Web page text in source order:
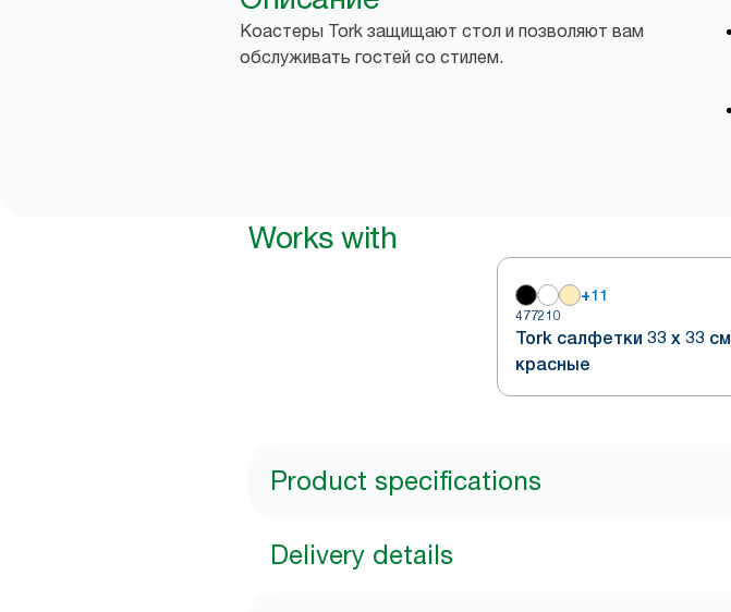
Коастеры Tork защищают стол и позволяют вам
обслуживать гостей со стилем.
Works with
+11
477210
Tork салфетки 33 х 33 см
красные
Product specifications
Delivery details